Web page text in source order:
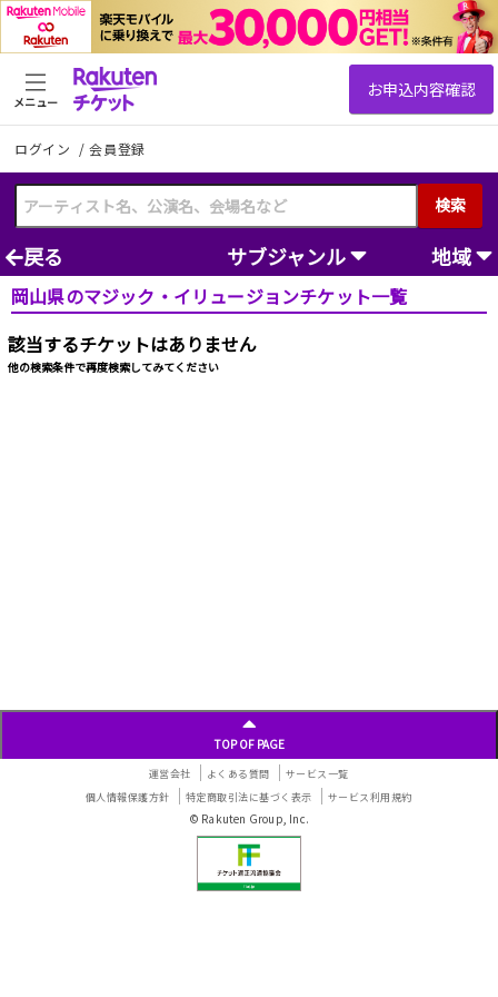
ログイン /会員登録
検索
メニュー
戻る サブジャンル 地域
岡山県のマジック・イリュージョンチケット一覧
該当するチケットはありません
他の検索条件で再度検索してみてください
TOP OF PAGE
運営会社 よくある質問
サービス一覧
個人情報保護方針
特定商取引法に基づく表示 サービス利用規約
© Rakuten Group, Inc.